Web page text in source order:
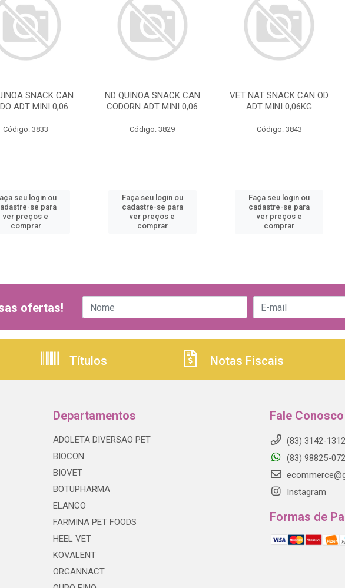
SNACK CAN
ADT MINI 0,06
Código: 3833
seu login ou
se para
ver preços e
comprar
ND QUINOA SNACK CAN
CODORN ADT MINI 0,06
Código: 3829
Faça seu login ou
cadastre-se para
ver preços e
comprar
VET NAT SNACK CAN OD
ADT MINI 0,06KG
Código: 3843
Faça seu login ou
cadastre-se para
ver preços e
comprar
ofertas!
Títulos Notas Fiscais
Departamentos
ADOLETA DIVERSAO PET
BIOCON
BIOVET
BOTUPHARMA
ELANCO
FARMINA PET FOODS
HEEL VET
KOVALENT
ORGANNACT
Fale Conosco
(83) 3142-1312
(83) 98825-
Instagram
Formas de